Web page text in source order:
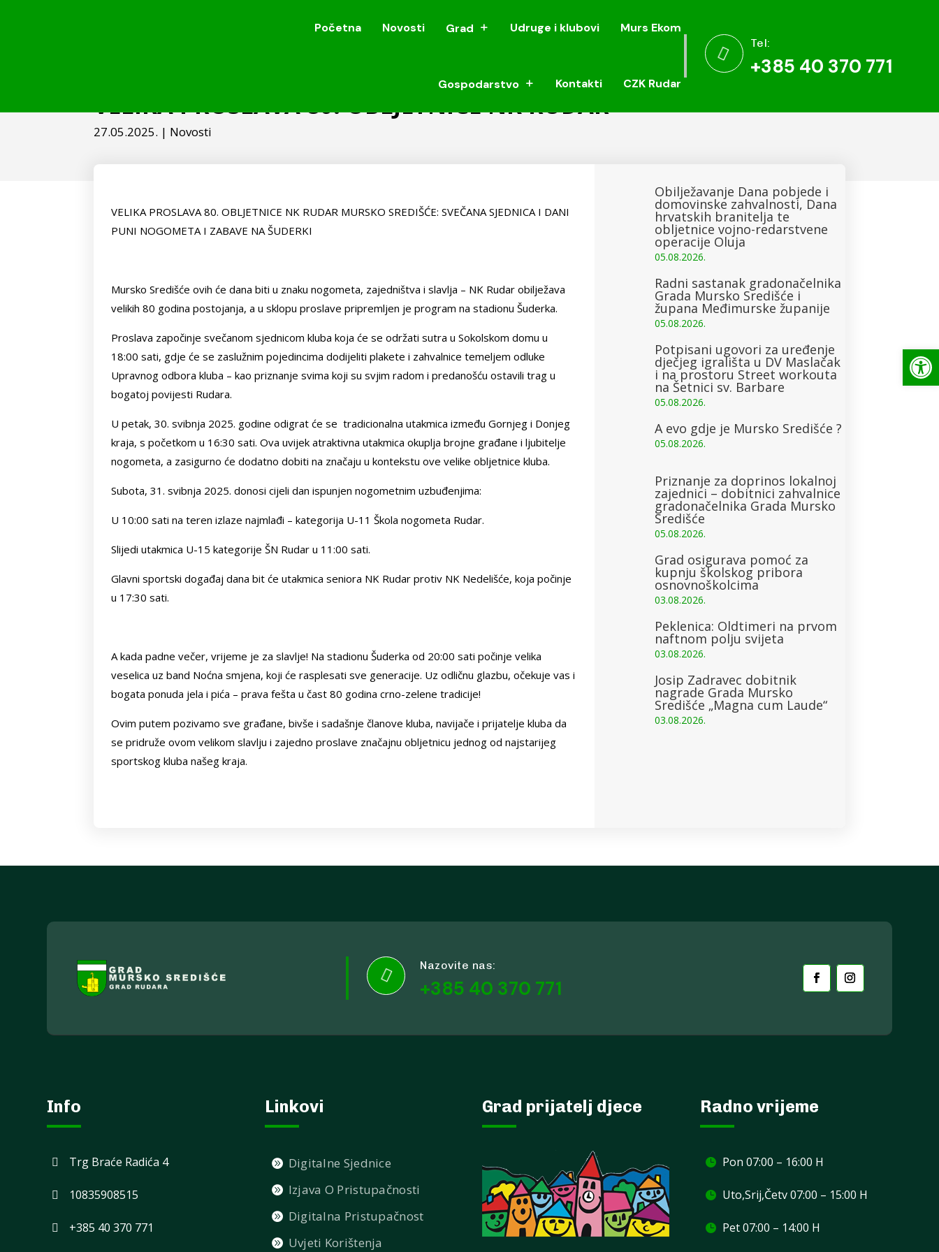
Početna Novosti Grad Udruge i klubovi Murs Ekom
Gospodarstvo Kontakti CZK Rudar

Tel:
+385 40 370 771
Početna Novosti Grad Udruge i klubovi Murs Ekom
Gospodarstvo Kontakti CZK Rudar

Tel:
+385 40 370 771
VELIKA PROSLAVA 80. OBLJETNICE NK RUDAR
27.05.2025. | Novosti
VELIKA PROSLAVA 80. OBLJETNICE NK RUDAR MURSKO SREDIŠĆE: SVEČANA SJEDNICA I DANI
PUNI NOGOMETA I ZABAVE NA ŠUDERKI
Mursko Središće ovih će dana biti u znaku nogometa, zajedništva i slavlja – NK Rudar obilježava
velikih 80 godina postojanja, a u sklopu proslave pripremljen je program na stadionu Šuderka.
Proslava započinje svečanom sjednicom kluba koja će se održati sutra u Sokolskom domu u
18:00 sati, gdje će se zaslužnim pojedincima dodijeliti plakete i zahvalnice temeljem odluke
Upravnog odbora kluba – kao priznanje svima koji su svjim radom i predanošću ostavili trag u
bogatoj povijesti Rudara.
U petak, 30. svibnja 2025. godine odigrat će se tradicionalna utakmica između Gornjeg i Donjeg
kraja, s početkom u 16:30 sati. Ova uvijek atraktivna utakmica okuplja brojne građane i ljubitelje
nogometa, a zasigurno će dodatno dobiti na značaju u kontekstu ove velike obljetnice kluba.
Subota, 31. svibnja 2025. donosi cijeli dan ispunjen nogometnim uzbuđenjima:
U 10:00 sati na teren izlaze najmlađi – kategorija U-11 Škola nogometa Rudar.
Slijedi utakmica U-15 kategorije ŠN Rudar u 11:00 sati.
Glavni sportski događaj dana bit će utakmica seniora NK Rudar protiv NK Nedelišće, koja počinje
u 17:30 sati.
A kada padne večer, vrijeme je za slavlje! Na stadionu Šuderka od 20:00 sati počinje velika
veselica uz band Noćna smjena, koji će rasplesati sve generacije. Uz odličnu glazbu, očekuje vas i
bogata ponuda jela i pića – prava fešta u čast 80 godina crno-zelene tradicije!
Ovim putem pozivamo sve građane, bivše i sadašnje članove kluba, navijače i prijatelje kluba da
se pridruže ovom velikom slavlju i zajedno proslave značajnu obljetnicu jednog od najstarijeg
sportskog kluba našeg kraja.
Obilježavanje Dana pobjede i
domovinske zahvalnosti, Dana
hrvatskih branitelja te
obljetnice vojno-redarstvene
operacije Oluja
05.08.2026.
Radni sastanak gradonačelnika
Grada Mursko Središće i
župana Međimurske županije
05.08.2026.
Potpisani ugovori za uređenje
dječjeg igrališta u DV Maslačak
i na prostoru Street workouta
na Šetnici sv. Barbare
05.08.2026.
A evo gdje je Mursko Središće ?
05.08.2026.
Priznanje za doprinos lokalnoj
zajednici – dobitnici zahvalnice
gradonačelnika Grada Mursko
Središće
05.08.2026.
Grad osigurava pomoć za
kupnju školskog pribora
osnovnoškolcima
03.08.2026.
Peklenica: Oldtimeri na prvom
naftnom polju svijeta
03.08.2026.
Josip Zadravec dobitnik
nagrade Grada Mursko
Središće „Magna cum Laude“
03.08.2026.

Nazovite nas:
+385 40 370 771
Info
Trg Braće Radića 4
10835908515
+385 40 370 771
Linkovi
Digitalne Sjednice
Izjava O Pristupačnosti
Digitalna Pristupačnost
Uvjeti Korištenja
Grad prijatelj djece Radno vrijeme
Pon 07:00 – 16:00 H
Uto,Srij,Četv 07:00 – 15:00 H
Pet 07:00 – 14:00 H